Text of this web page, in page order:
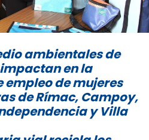
ambientales de
en la
empleo de mujeres
de Rímac, Campoy,
y Villa